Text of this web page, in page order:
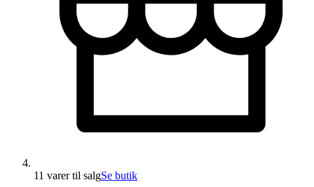
11 varertil salgSe butik